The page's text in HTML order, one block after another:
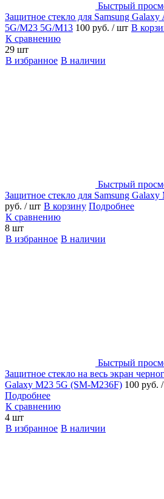
Быстрый
Защитное стекло для Samsung
5G/M23 5G/M13 100 руб. / шт В
К сравнению
29 шт
В избранное В наличии
Быстрый
Защитное стекло для Samsung
руб. / шт В корзину Подробнее
К сравнению
8 шт
В избранное В наличии
Быстрый
Защитное стекло на весь экран
Galaxy M23 5G (SM-M236F) 100 руб.
Подробнее
К сравнению
4 шт
В избранное В наличии